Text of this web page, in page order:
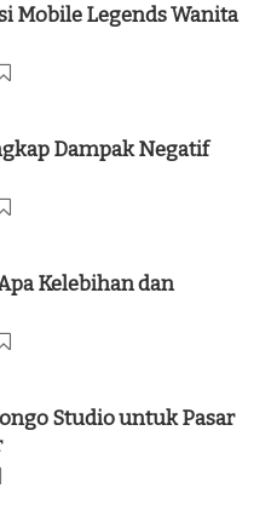
Mobile Legends Wanita
Dampak Negatif
Kelebihan dan
Studio untuk Pasar